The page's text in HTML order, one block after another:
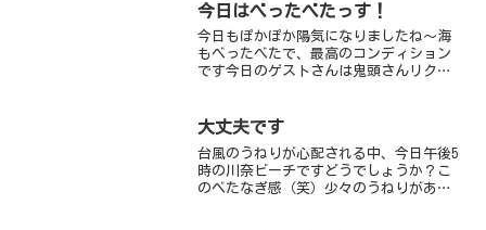
今日はべったべたっす！
今日もぽかぽか陽気になりましたね～海
もべったべたで、最高のコンディション
です今日のゲストさんは鬼頭さんリクエ
上がった鬼頭さん達から、話を聞いてい
大丈夫です
台風のうねりが心配される中、今日午後5
時の川奈ビーチですどうでしょうか？こ
のべたなぎ感（笑）少々のうねりがある